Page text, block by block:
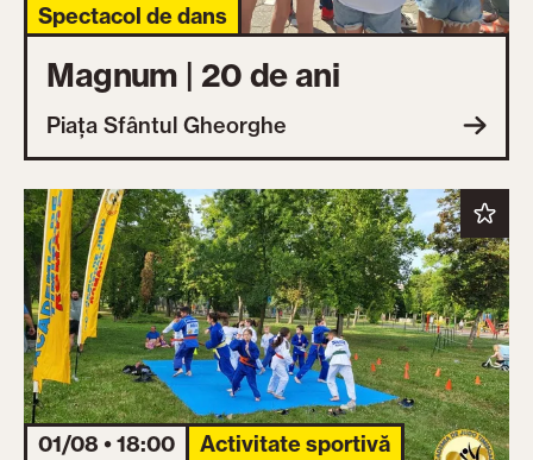
Spectacol de dans
Magnum | 20 de ani
Piața Sfântul Gheorghe
01/08 • 18:00 Activitate sportivă